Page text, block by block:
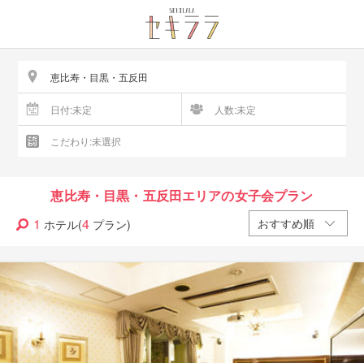
恵比寿・目黒・五反田エリアの女子会プラン
1 ホテル(4 プラン)